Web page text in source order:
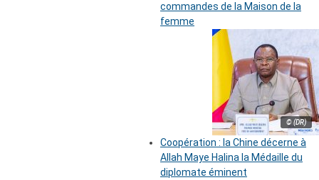
commandes de la Maison de la
femme
© (DR)
Coopération : la Chine décerne à
Allah Maye Halina la Médaille du
diplomate éminent